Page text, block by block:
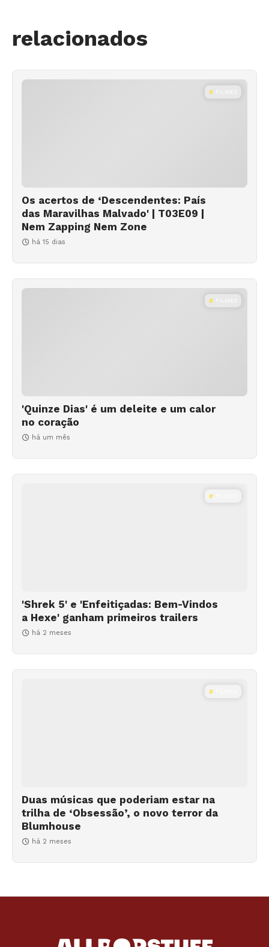
relacionados
Os acertos de ‘Descendentes: País
das Maravilhas Malvado' | T03E09 |
Nem Zapping Nem Zone
há 15 dias
'Quinze Dias' é um deleite e um calor
no coração
há um mês
'Shrek 5' e 'Enfeitiçadas: Bem-Vindos
a Hexe' ganham primeiros trailers
há 2 meses
Duas músicas que poderiam estar na
trilha de ‘Obsessão’, o novo terror da
Blumhouse
há 2 meses